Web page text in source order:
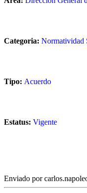
Categoria: Normatividad
Tipo: Acuerdo
Estatus: Vigente
Enviado por